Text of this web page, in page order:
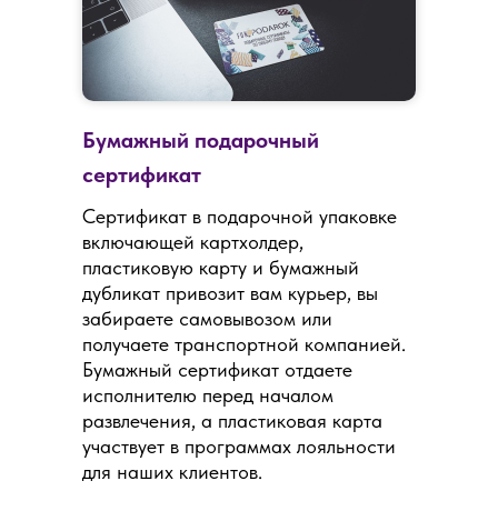
Бумажный подарочный
сертификат
Сертификат в подарочной упаковке
включающей картхолдер,
пластиковую карту и бумажный
дубликат привозит вам курьер, вы
забираете самовывозом или
получаете транспортной компанией.
Бумажный сертификат отдаете
исполнителю перед началом
развлечения, а пластиковая карта
участвует в программах лояльности
для наших клиентов.